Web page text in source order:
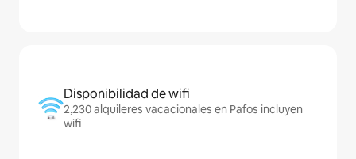
Disponibilidad de wifi
2,230 alquileres vacacionales en Pafos incluyen
wifi